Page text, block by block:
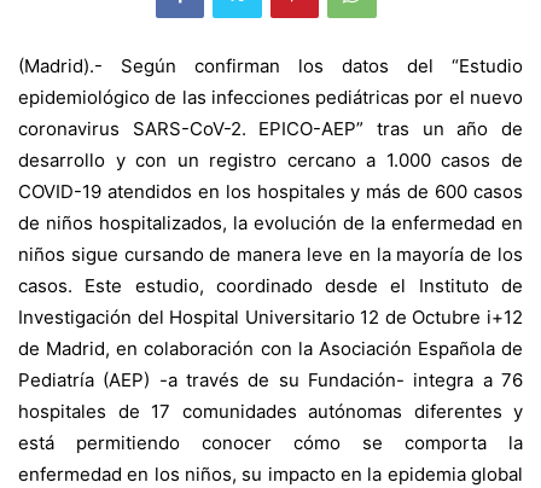
(Madrid).- Según confirman los datos del “Estudio
epidemiológico de las infecciones pediátricas por el nuevo
coronavirus SARS-CoV-2. EPICO-AEP” tras un año de
desarrollo y con un registro cercano a 1.000 casos de
COVID-19 atendidos en los hospitales y más de 600 casos
de niños hospitalizados, la evolución de la enfermedad en
niños sigue cursando de manera leve en la mayoría de los
casos. Este estudio, coordinado desde el Instituto de
Investigación del Hospital Universitario 12 de Octubre i+12
de Madrid, en colaboración con la Asociación Española de
Pediatría (AEP) -a través de su Fundación- integra a 76
hospitales de 17 comunidades autónomas diferentes y
está permitiendo conocer cómo se comporta la
enfermedad en los niños, su impacto en la epidemia global